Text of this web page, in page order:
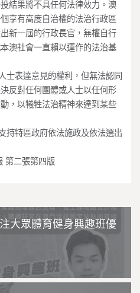
結果將不具任何法律效力。澳
享有高度自治權的法治行政區
新一屆的行政長官，無權自行
澳社會一直賴以運作的法治基
士表達意見的權利，但無法認同
反對任何團體或人士以任何形
，以犧牲法治精神來達到某些
持特區政府依法施政及依法選出
第二張第四版
大眾體育健身興趣班優